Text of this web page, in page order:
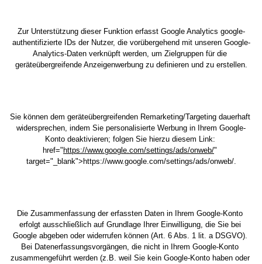
Zur Unterstützung dieser Funktion erfasst Google Analytics google-
authentifizierte IDs der Nutzer, die vorübergehend mit unseren Google-
Analytics-Daten verknüpft werden, um Zielgruppen für die
geräteübergreifende Anzeigenwerbung zu definieren und zu erstellen.
Sie können dem geräteübergreifenden Remarketing/Targeting dauerhaft
widersprechen, indem Sie personalisierte Werbung in Ihrem Google-
href=" https://www.google.com/settings/ads/onweb/"
target="_blank"> https://www.google.com/settings/ads/onweb/.
Die Zusammenfassung der erfassten Daten in Ihrem Google-Konto
erfolgt ausschließlich auf Grundlage Ihrer Einwilligung, die Sie bei
Google abgeben oder widerrufen können (Art. 6 Abs. 1 lit. a DSGVO).
Bei Datenerfassungsvorgängen, die nicht in Ihrem Google-Konto
zusammengeführt werden (z.B. weil Sie kein Google-Konto haben oder